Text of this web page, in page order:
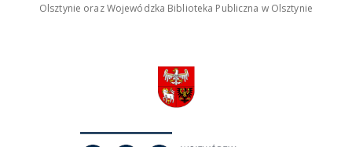
Olsztynie oraz Wojewódzka Biblioteka Publiczna w Olsztynie